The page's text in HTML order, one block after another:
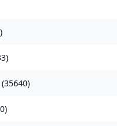
)
)
(35640)
)